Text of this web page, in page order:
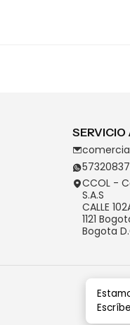
SERVICIO
CCOL -
S.A.S
CALLE
1121
Bogota